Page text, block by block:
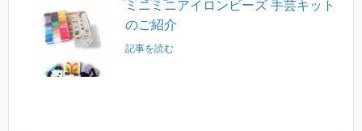
ミニミニアイロンビーズ 手芸キット
のご紹介
記事を読む